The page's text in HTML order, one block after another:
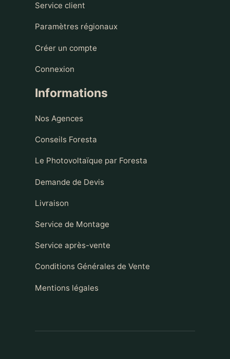
Service client
Paramètres régionaux
Créer un compte
Connexion
Informations
Nos Agences
Conseils Foresta
Le Photovoltaïque par Foresta
Demande de Devis
Livraison
Service de Montage
Service après-vente
Conditions Générales de Vente
Mentions légales